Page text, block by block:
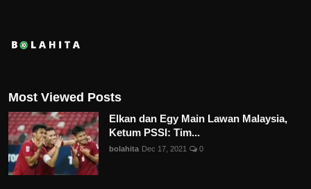
Most Viewed Posts
Elkan dan Egy Main Lawan Malaysia,
Ketum PSSI: Tim...
bolahita Dec 17, 2021 0